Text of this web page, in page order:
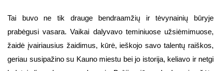
Tai buvo ne tik drauge bendraamžių ir tėvynainių būryje
prabėgusi vasara. Vaikai dalyvavo teminiuose užsiėmimuose,
žaidė įvairiausius žaidimus, kūrė, ieškojo savo talentų raiškos,
geriau susipažino su Kauno miestu bei jo istorija, keliavo ir netgi